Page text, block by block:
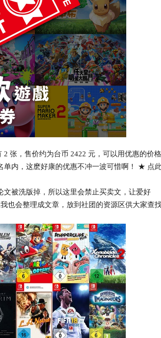
，售价约为台币 2422 元，可以用优惠的价
单内，这麽好康的优惠不冲一波可惜啊！ ★ 点
被洗版掉，所以这里会禁止买卖文，让爱好
也会整理成文章，放到社团的资源区供大家查找